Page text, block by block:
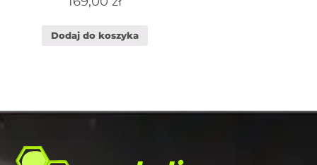
Dodaj do koszyka